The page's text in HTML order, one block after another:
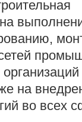
на
во всех